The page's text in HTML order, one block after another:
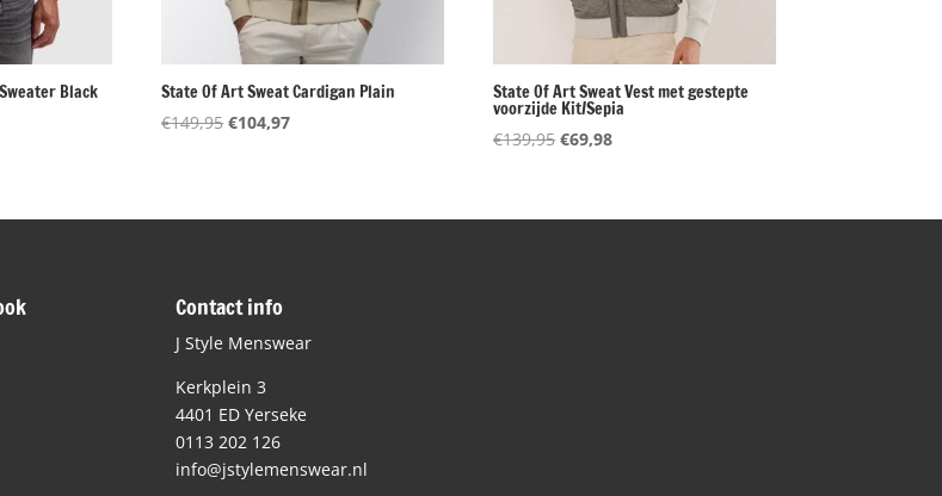
Black State Of Art Sweat Cardigan Plain
€149,95Oorspronkelijke
€104,97Huidige
State Of Art Sweat Vest met gestepte
voorzijde Kit/Sepia
€139,95 Oorspronkelijke
€139,95.
€69,98Huidige
€69,98.
Contact info
J Style Menswear
Kerkplein 3
4401 ED Yerseke
0113 202 126
info@jstylemenswear.nl